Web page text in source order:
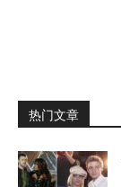
热门文章